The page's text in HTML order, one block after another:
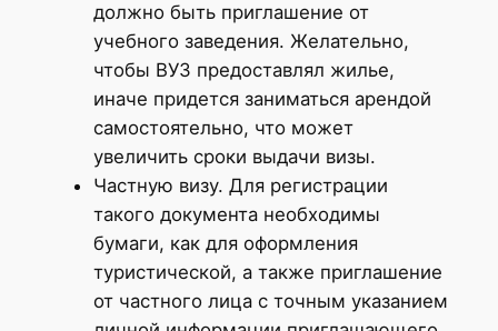
должно быть приглашение от
учебного заведения. Желательно,
чтобы ВУЗ предоставлял жилье,
иначе придется заниматься арендой
самостоятельно, что может
увеличить сроки выдачи визы.
Частную визу. Для регистрации
такого документа необходимы
бумаги, как для оформления
туристической, а также приглашение
от частного лица с точным указанием